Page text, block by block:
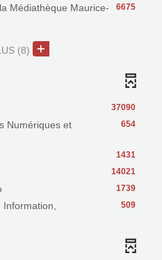
6675
Médiathèque Maurice-
(8)
37090
654
Numériques et
1431
14021
1739
509